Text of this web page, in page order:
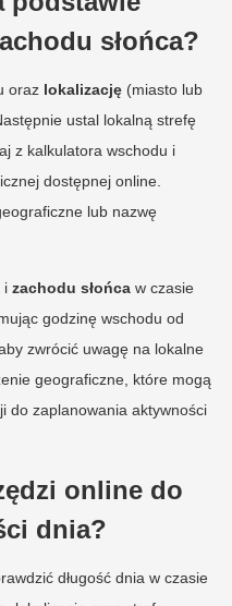
słońca?
oraz lokalizację (miasto lub
ustal lokalną strefę
z kalkulatora wschodu i
dostępnej online.
lub nazwę
i zachodu słońca w czasie
godzinę wschodu od
zwrócić uwagę na lokalne
geograficzne, które mogą
do zaplanowania aktywności
online do
dnia?
długość dnia w czasie